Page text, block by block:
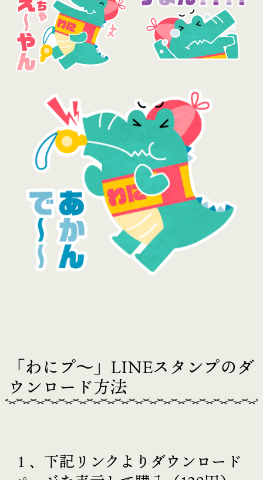
「わにプ〜」LINEスタンプのダ
ウンロード方法
１、下記リンクよりダウンロード